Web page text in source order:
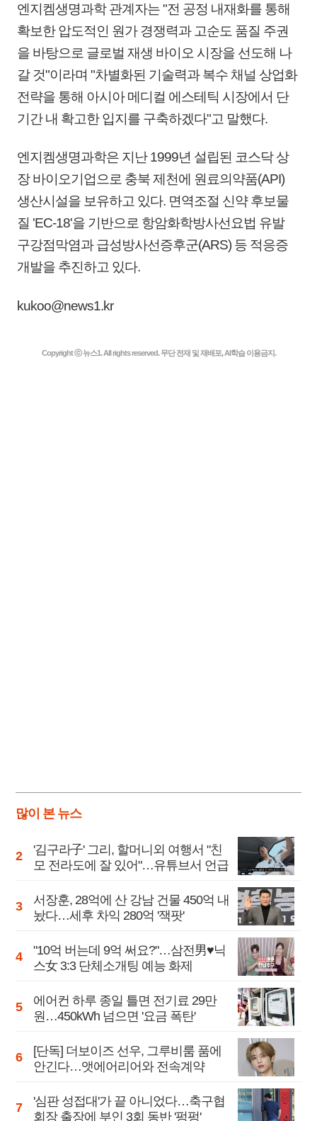
엔지켐생명과학 관계자는 "전 공정 내재화를 통해
확보한 압도적인 원가 경쟁력과 고순도 품질 주권
을 바탕으로 글로벌 재생 바이오 시장을 선도해 나
갈 것"이라며 "차별화된 기술력과 복수 채널 상업화
전략을 통해 아시아 메디컬 에스테틱 시장에서 단
기간 내 확고한 입지를 구축하겠다"고 말했다.
엔지켐생명과학은 지난 1999년 설립된 코스닥 상
장 바이오기업으로 충북 제천에 원료의약품(API)
생산시설을 보유하고 있다. 면역조절 신약 후보물
질 'EC-18'을 기반으로 항암화학방사선요법 유발
구강점막염과 급성방사선증후군(ARS) 등 적응증
개발을 추진하고 있다.
kukoo@news1.kr
Copyright ⓒ 뉴스1. All rights reserved. 무단 전재 및 재배포, AI학습 이용금지.
많이 본 뉴스
'김구라子' 그리, 할머니외 여행서 "친
모 전라도에 잘 있어"…유튜브서 언급
서장훈, 28억에 산 강남 건물 450억 내
놨다…세후 차익 280억 '잭팟'
"10억 버는데 9억 써요?"…삼전男♥닉
스女 3:3 단체소개팅 예능 화제
에어컨 하루 종일 틀면 전기료 29만
원…450kWh 넘으면 '요금 폭탄'
[단독] 더보이즈 선우, 그루비룸 품에
안긴다…앳에어리어와 전속계약
'심판 성접대'가 끝 아니었다…축구협
회장 출장에 부인 3회 동반 '펑펑'